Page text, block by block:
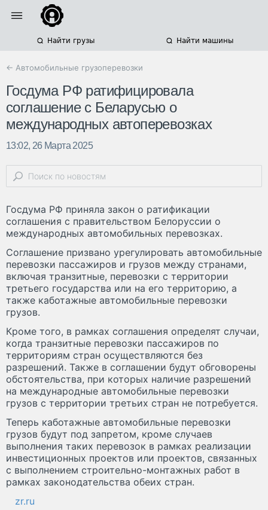
Найти грузы Найти машины
← Автомобильные грузоперевозки
Госдума РФ ратифицировала
соглашение с Беларусью о
международных автоперевозках
13:02, 26 Марта 2025
Госдума РФ приняла закон о ратификации
соглашения с правительством Белоруссии о
международных автомобильных перевозках.
Соглашение призвано урегулировать автомобильные
перевозки пассажиров и грузов между странами,
включая транзитные, перевозки с территории
третьего государства или на его территорию, а
также каботажные автомобильные перевозки
грузов.
Кроме того, в рамках соглашения определят случаи,
когда транзитные перевозки пассажиров по
территориям стран осуществляются без
разрешений. Также в соглашении будут обговорены
обстоятельства, при которых наличие разрешений
на международные автомобильные перевозки
грузов с территории третьих стран не потребуется.
Теперь каботажные автомобильные перевозки
грузов будут под запретом, кроме случаев
выполнения таких перевозок в рамках реализации
инвестиционных проектов или проектов, связанных
с выполнением строительно-монтажных работ в
рамках законодательства обеих стран.
zr.ru